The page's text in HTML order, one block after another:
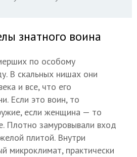
знатного воина
по особому
В скальных нишах они
и все, что его
Если это воин, то
если женщина — то
Плотно замуровывали вход
плитой. Внутри
микроклимат, практически